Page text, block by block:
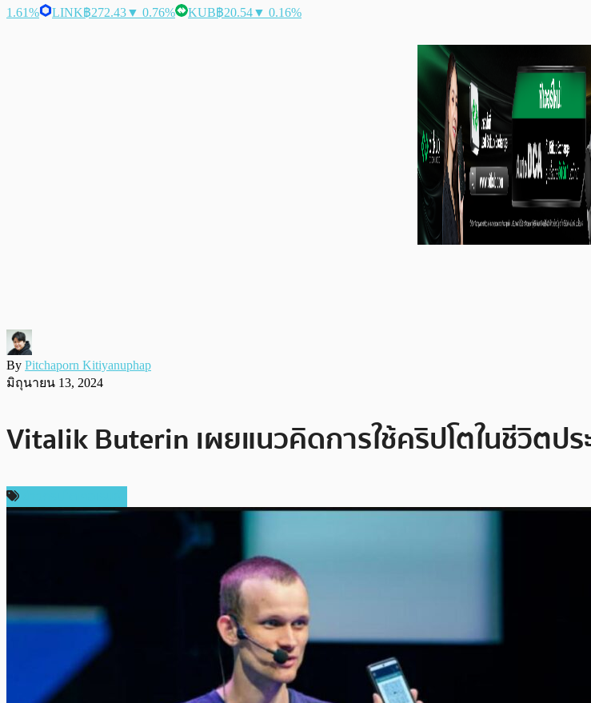
1.61%
LINK฿272.43▼ 0.76% KUB฿20.54▼ 0.16%
By Pitchaporn Kitiyanuphap
มิถุนายน 13, 2024
Vitalik Buterin เผยแนวคิดการใช้คริปโตในชีวิต